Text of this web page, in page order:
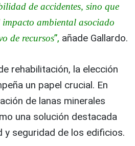
de accidentes, sino que
ambiental asociado
de recursos”, añade Gallardo.
rehabilitación, la elección
un papel crucial. En
de lanas minerales
una solución destacada
y seguridad de los edificios.